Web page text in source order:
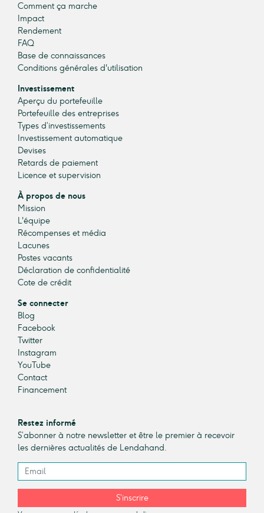
Comment ça marche
Impact
Rendement
FAQ
Base de connaissances
Conditions générales d'utilisation
Investissement
Aperçu du portefeuille
Portefeuille des entreprises
Types d’investissements
Investissement automatique
Devises
Retards de paiement
Licence et supervision
À propos de nous
Mission
L'équipe
Récompenses et média
Lacunes
Postes vacants
Déclaration de confidentialité
Cote de crédit
Se connecter
Blog
Facebook
Twitter
Instagram
YouTube
Contact
Financement
Restez informé
S’abonner à notre newsletter et être le premier à recevoir
les dernières actualités de Lendahand.
S’inscrire